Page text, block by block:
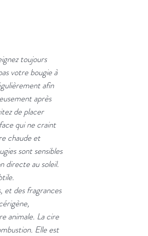
toujours
votre bougie à
afin
après
de placer
qui ne craint
chaude et
sont sensibles
directe au soleil.
et des fragrances
animale. La cire
Elle est